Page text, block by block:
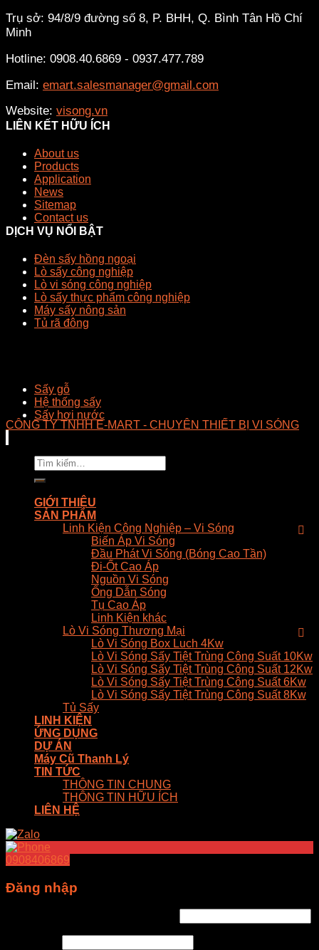
Trụ sở: 94/8/9 đường số 8, P. BHH, Q. Bình Tân Hồ Chí
Minh
Hotline: 0908.40.6869 - 0937.477.789
Email: emart.salesmanager@gmail.com
Website: visong.vn
LIÊN KẾT HỮU ÍCH
About us
Products
Application
News
Sitemap
Contact us
DỊCH VỤ NỔI BẬT
Đèn sấy hồng ngoại
Lò sấy công nghiệp
Lò vi sóng công nghiệp
Lò sấy thực phẩm công nghiệp
Máy sấy nông sản
Tủ rã đông
Sấy gỗ
Hệ thống sấy
Sấy hơi nước
CÔNG TY TNHH E-MART - CHUYÊN THIẾT BỊ VI SÓNG
Tìm
kiếm:
GIỚI THIỆU
SẢN PHẨM
Linh Kiện Công Nghiệp – Vi Sóng
Biến Áp Vi Sóng
Đầu Phát Vi Sóng (Bóng Cao Tần)
Đi-Ốt Cao Áp
Nguồn Vi Sóng
Ống Dẫn Sóng
Tụ Cao Áp
Linh Kiện khác
Lò Vi Sóng Thương Mại
Lò Vi Sóng Box Luch 4Kw
Lò Vi Sóng Sấy Tiệt Trùng Công Suất 10Kw
Lò Vi Sóng Sấy Tiệt Trùng Công Suất 12Kw
Lò Vi Sóng Sấy Tiệt Trùng Công Suất 6Kw
Lò Vi Sóng Sấy Tiệt Trùng Công Suất 8Kw
Tủ Sấy
LINH KIỆN
ỨNG DỤNG
DỰ ÁN
Máy Cũ Thanh Lý
TIN TỨC
THÔNG TIN CHUNG
THÔNG TIN HỮU ÍCH
LIÊN HỆ
0908406869
Đăng nhập